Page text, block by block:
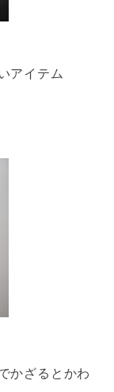
アイテム
かざるとかわ